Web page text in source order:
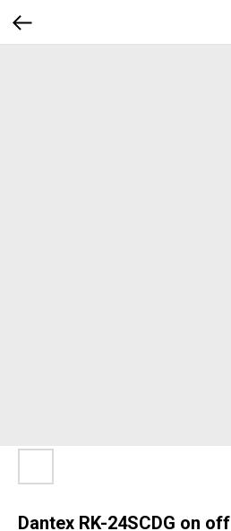
Dantex RK-24SCDG on off